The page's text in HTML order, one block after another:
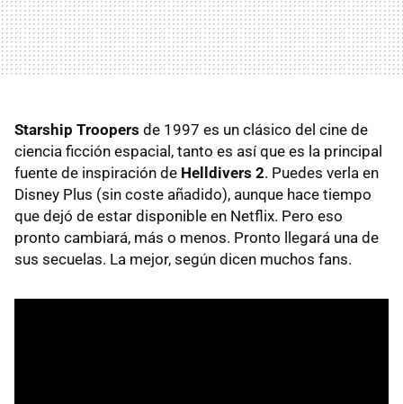
Starship Troopers de 1997 es un clásico del cine de
ciencia ficción espacial, tanto es así que es la principal
fuente de inspiración de Helldivers 2. Puedes verla en
Disney Plus (sin coste añadido), aunque hace tiempo
que dejó de estar disponible en Netflix. Pero eso
pronto cambiará, más o menos. Pronto llegará una de
sus secuelas. La mejor, según dicen muchos fans.